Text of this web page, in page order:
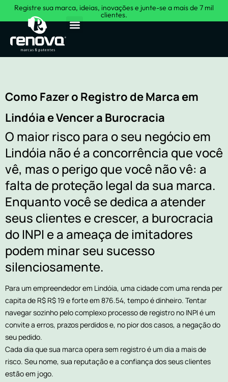
Registre sua marca, ideias, inovações e junte-se a mais de 7 mil
clientes.
Como Fazer o Registro de Marca em
Lindóia e Vencer a Burocracia
O maior risco para o seu negócio em
Lindóia não é a concorrência que você
vê, mas o perigo que você não vê: a
falta de proteção legal da sua marca.
Enquanto você se dedica a atender
seus clientes e crescer, a burocracia
do INPI e a ameaça de imitadores
podem minar seu sucesso
silenciosamente.
Para um empreendedor em Lindóia, uma cidade com uma renda per
capita de R$ R$ 19 e forte em 876.54, tempo é dinheiro. Tentar
navegar sozinho pelo complexo processo de registro no INPI é um
convite a erros, prazos perdidos e, no pior dos casos, a negação do
seu pedido.
Cada dia que sua marca opera sem registro é um dia a mais de
risco. Seu nome, sua reputação e a confiança dos seus clientes
estão em jogo.